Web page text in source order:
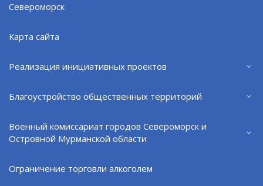
Североморск
Карта сайта
Реализация инициативных проектов
Благоустройство общественных территорий
Военный комиссариат городов Североморск и
Островной Мурманской области
Ограничение торговли алкоголем
График приема в администрации ЗАТО г.
05.08.26